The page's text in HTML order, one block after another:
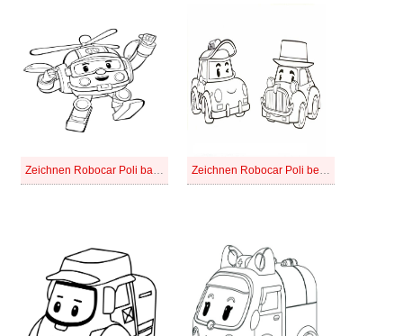
Zeichnen Robocar Poli basisch Zeichnen Robocar Poli bei Kindern